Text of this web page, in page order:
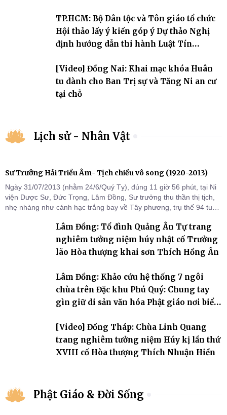
TP.HCM: Bộ Dân tộc và Tôn giáo tổ chức
Hội thảo lấy ý kiến góp ý Dự thảo Nghị
định hướng dẫn thi hành Luật Tín
[Video] Đồng Nai: Khai mạc khóa Huân
tu dành cho Ban Trị sự và Tăng Ni an cư
tại chỗ
Lịch sử - Nhân Vật
Sư Trưởng Hải Triều Âm- Tịch chiếu vô song (1920-2013)
Ngày 31/07/2013 (nhằm 24/6/Quý Tỵ), đúng 11 giờ 56 phút, tại Ni
viện Dược Sư, Đức Trọng, Lâm Đồng, Sư trưởng thu thần thị tịch,
nhẹ nhàng như cánh hạc trắng bay về Tây phương, trụ thế 94 tuổi
Lâm Đồng: Tổ đình Quảng Ân Tự trang
nghiêm tưởng niệm húy nhật cố Trưởng
lão Hòa thượng khai sơn Thích Hồng Ân
Lâm Đồng: Khảo cứu hệ thống 7 ngôi
chùa trên Đặc khu Phú Quý: Chung tay
gìn giữ di sản văn hóa Phật giáo nơi biển
[Video] Đồng Tháp: Chùa Linh Quang
trang nghiêm tưởng niệm Húy kị lần thứ
XVIII cố Hòa thượng Thích Nhuận Hiền
Phật Giáo & Đời Sống